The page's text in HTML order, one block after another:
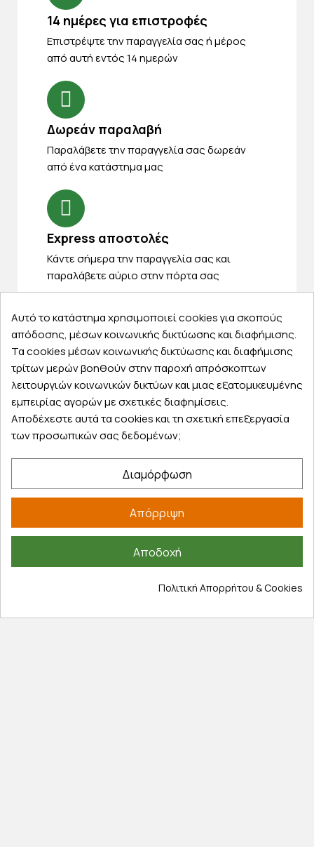
14 ημέρες για επιστροφές
Eπιστρέψτε την παραγγελία σας ή μέρος
από αυτή εντός 14 ημερών
Δωρεάν παραλαβή
Παραλάβετε την παραγγελία σας δωρεάν
από ένα κατάστημα μας
Express αποστολές
Κάντε σήμερα την παραγγελία σας και
παραλάβετε αύριο στην πόρτα σας
Εξυπηρέτηση πελατών
Λογαριασμός
Τα αγαπημένα μου
Τρόποι παραγγελίας
Επιστροφές προϊοντων
Πληροφορίες
Όροι χρήσης
Αυτό το κατάστημα χρησιμοποιεί cookies για σκοπούς
απόδοσης, μέσων κοινωνικής δικτύωσης και διαφήμισης.
Τα cookies μέσων κοινωνικής δικτύωσης και διαφήμισης
τρίτων μερών βοηθούν στην παροχή απρόσκοπτων
λειτουργιών κοινωνικών δικτύων και μιας εξατομικευμένης
εμπειρίας αγορών με σχετικές διαφημίσεις.
Αποδέχεστε αυτά τα cookies και τη σχετική επεξεργασία
των προσωπικών σας δεδομένων;
Διαμόρφωση
Απόρριψη
Αποδοχή
Πολιτική Απορρήτου & Cookies